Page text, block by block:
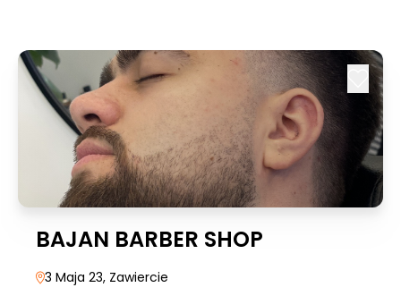
BAJAN BARBER SHOP
3 Maja 23, Zawiercie